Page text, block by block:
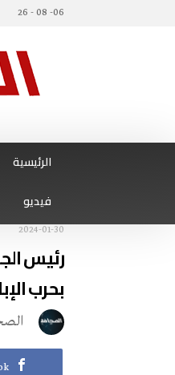
06- 08 - 26
الرئيسية
فيديو
2024-01-30
رئيس
بحرب